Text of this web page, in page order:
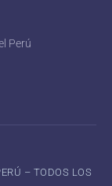
Perú
– TODOS LOS